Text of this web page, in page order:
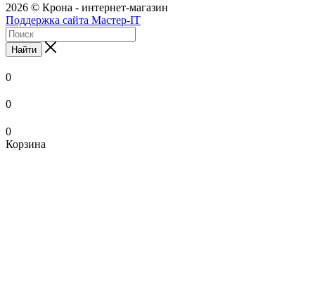
2026 © Крона - интернет-магазин
Поддержка сайта Мастер-IT
Найти
0
0
0
Корзина